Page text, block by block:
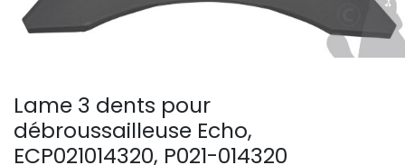
Lame 3 dents pour
débroussailleuse Echo,
ECP021014320, P021-014320